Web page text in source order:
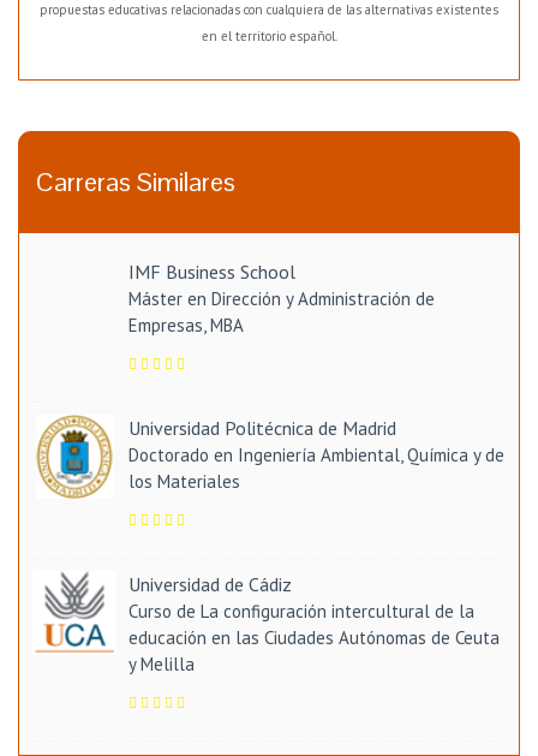
propuestas educativas relacionadas con cualquiera de las alternativas existentes
en el territorio español.
Carreras Similares
IMF Business School
Máster en Dirección y Administración de
Empresas, MBA
Universidad Politécnica de Madrid
Doctorado en Ingeniería Ambiental, Química y de
los Materiales
Universidad de Cádiz
Curso de La configuración intercultural de la
educación en las Ciudades Autónomas de Ceuta
y Melilla